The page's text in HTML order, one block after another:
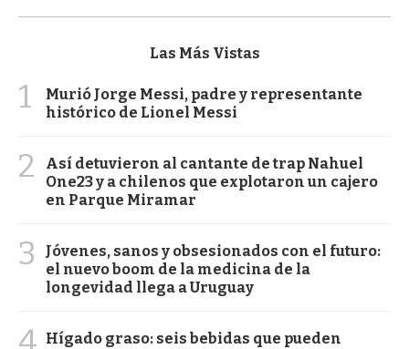
Las Más Vistas
1
Murió Jorge Messi, padre y representante
histórico de Lionel Messi
2
Así detuvieron al cantante de trap Nahuel
One23 y a chilenos que explotaron un cajero
en Parque Miramar
3
Jóvenes, sanos y obsesionados con el futuro:
el nuevo boom de la medicina de la
longevidad llega a Uruguay
4 Hígado graso: seis bebidas que pueden